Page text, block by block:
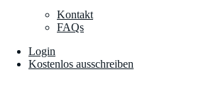
Kontakt
FAQs
Login
Kostenlos ausschreiben